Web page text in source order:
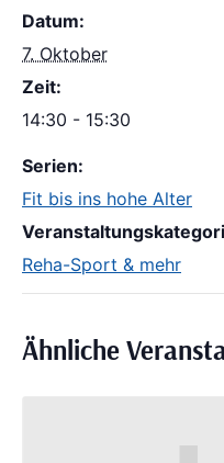
Datum:
7. Oktober
Zeit:
14:30 - 15:30
Serien:
Fit bis ins hohe Alter
Reha-Sport & mehr
Ähnliche